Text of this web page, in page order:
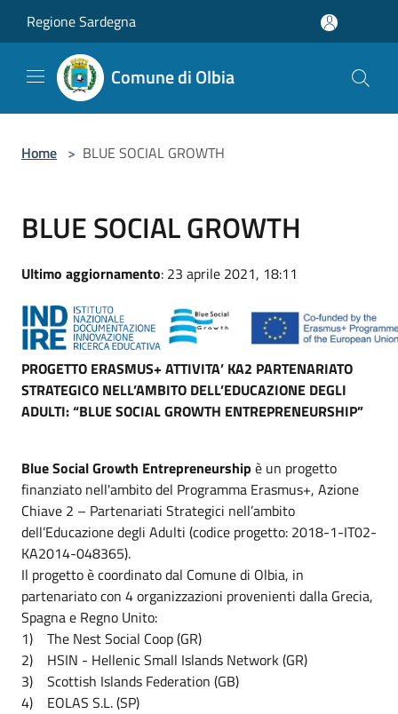
Regione Sardegna
Comune di Olbia
Home > BLUE SOCIAL GROWTH
BLUE SOCIAL GROWTH
Ultimo aggiornamento: 23 aprile 2021, 18:11
PROGETTO ERASMUS+ ATTIVITA’ KA2 PARTENARIATO
STRATEGICO NELL’AMBITO DELL’EDUCAZIONE DEGLI
ADULTI: “BLUE SOCIAL GROWTH ENTREPRENEURSHIP”
Blue Social Growth Entrepreneurship è un progetto
finanziato nell'ambito del Programma Erasmus+, Azione
Chiave 2 – Partenariati Strategici nell’ambito
dell’Educazione degli Adulti (codice progetto: 2018-1-IT02-
KA2014-048365).
Il progetto è coordinato dal Comune di Olbia, in
partenariato con 4 organizzazioni provenienti dalla Grecia,
Spagna e Regno Unito:
1) The Nest Social Coop (GR)
2) HSIN - Hellenic Small Islands Network (GR)
3) Scottish Islands Federation (GB)
4) EOLAS S.L. (SP)